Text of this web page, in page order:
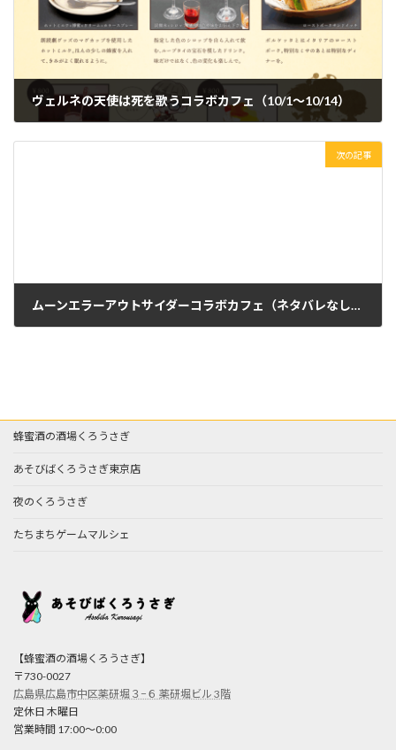
ヴェルネの天使は死を歌うコラボカフェ（10/1～10/14）
次の記事
ムーンエラーアウトサイダーコラボカフェ（ネタバレなし版）10/15～12/31
蜂蜜酒の酒場くろうさぎ
あそびばくろうさぎ東京店
夜のくろうさぎ
たちまちゲームマルシェ
【蜂蜜酒の酒場くろうさぎ】
〒730-0027
広島県広島市中区薬研堀３−６ 薬研堀ビル 3階
定休日 木曜日
営業時間 17:00〜0:00